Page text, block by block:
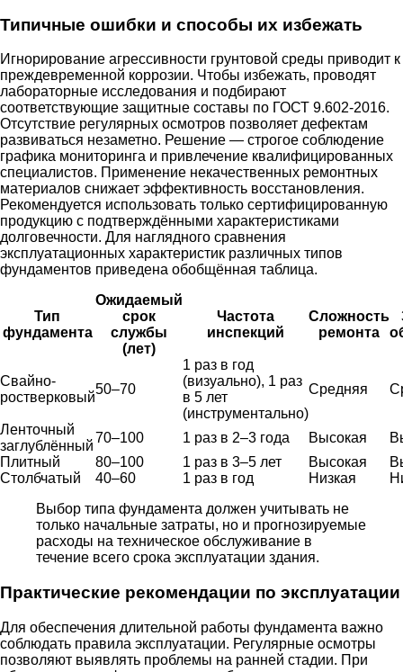
Типичные ошибки и способы их избежать
Игнорирование агрессивности грунтовой среды приводит к
преждевременной коррозии. Чтобы избежать, проводят
лабораторные исследования и подбирают
соответствующие защитные составы по ГОСТ 9.602-2016.
Отсутствие регулярных осмотров позволяет дефектам
развиваться незаметно. Решение — строгое соблюдение
графика мониторинга и привлечение квалифицированных
специалистов. Применение некачественных ремонтных
материалов снижает эффективность восстановления.
Рекомендуется использовать только сертифицированную
продукцию с подтверждёнными характеристиками
долговечности. Для наглядного сравнения
эксплуатационных характеристик различных типов
фундаментов приведена обобщённая таблица.
Тип
фундамента
Ожидаемый
срок
службы
(лет)
Частота
инспекций
Сложность
ремонта
Свайно-
ростверковый
50–70
1 раз в год
(визуально), 1 раз
в 5 лет
(инструментально)
Средняя
Ленточный
заглублённый
70–100 1 раз в 2–3 года Высокая
Плитный
80–100 1 раз в 3–5 лет Высокая
Столбчатый
40–60 1 раз в год Низкая
Выбор типа фундамента должен учитывать не
только начальные затраты, но и прогнозируемые
расходы на техническое обслуживание в
течение всего срока эксплуатации здания.
Практические рекомендации по эксплуатации
Для обеспечения длительной работы фундамента важно
соблюдать правила эксплуатации. Регулярные осмотры
позволяют выявлять проблемы на ранней стадии. При